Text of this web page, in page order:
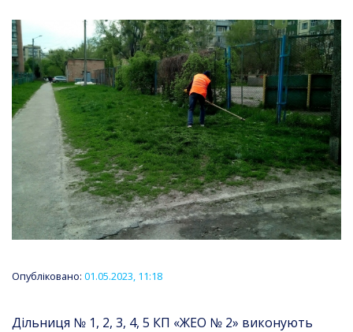
Опубліковано: 01.05.2023, 11:18
Дільниця № 1, 2, 3, 4, 5 КП «ЖЕО № 2» виконують